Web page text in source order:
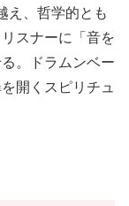
え、哲学的とも
スナーに「音を
。ドラムンベー
開くスピリチュ